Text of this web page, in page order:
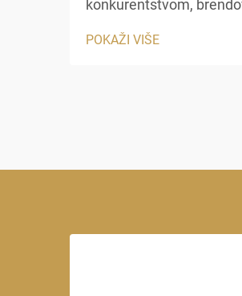
konkurentstvom,
nezaboravne dojmove.
POKAŽI VIŠE